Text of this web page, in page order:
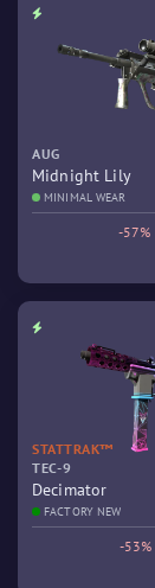
AUG
Midnight Lily
MINIMAL WEAR
-57%
STATTRAK™
TEC-9
Decimator
FACTORY NEW
-53%